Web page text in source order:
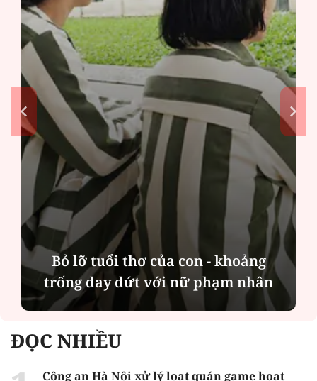
Bỏ lỡ tuổi thơ của con - khoảng
trống day dứt với nữ phạm nhân
ĐỌC NHIỀU
Công an Hà Nội xử lý loạt quán game hoạt